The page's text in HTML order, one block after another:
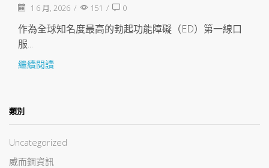
1 6 月, 2026 / 151 / 0
作為全球知名度最高的勃起功能障礙（ED）第一線口
服...
繼續閱讀
類別
Uncategorized
威而鋼資訊